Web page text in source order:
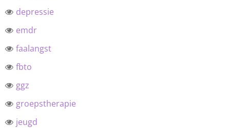
depressie
emdr
faalangst
fbto
ggz
groepstherapie
jeugd